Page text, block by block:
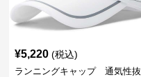
¥5,220 (税込)
ランニングキャップ 通気性抜